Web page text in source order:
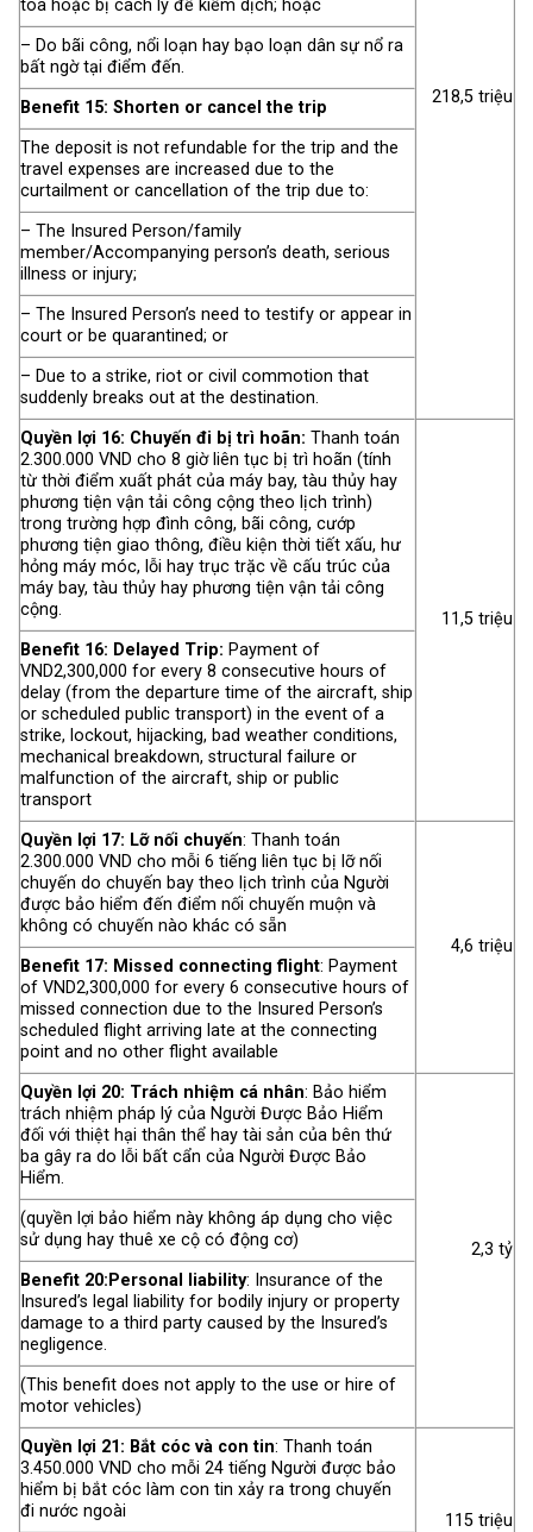
218,5 triệu
toà hoặc bị cách ly để kiểm dịch; hoặc
– Do bãi công, nổi loạn hay bạo loạn dân sự nổ ra
bất ngờ tại điểm đến.
Benefit 15: Shorten or cancel the trip
The deposit is not refundable for the trip and the
travel expenses are increased due to the
curtailment or cancellation of the trip due to:
– The Insured Person/family
member/Accompanying person’s death, serious
illness or injury;
– The Insured Person’s need to testify or appear in
court or be quarantined; or
– Due to a strike, riot or civil commotion that
suddenly breaks out at the destination.
Quyền lợi 16: Chuyến đi bị trì hoãn: Thanh toán
2.300.000 VND cho 8 giờ liên tục bị trì hoãn (tính
từ thời điểm xuất phát của máy bay, tàu thủy hay
phương tiện vận tải công cộng theo lịch trình)
trong trường hợp đình công, bãi công, cướp
phương tiện giao thông, điều kiện thời tiết xấu, hư
hỏng máy móc, lỗi hay trục trặc về cấu trúc của
máy bay, tàu thủy hay phương tiện vận tải công
cộng.
11,5 triệu
Benefit 16: Delayed Trip: Payment of
VND2,300,000 for every 8 consecutive hours of
delay (from the departure time of the aircraft, ship
or scheduled public transport) in the event of a
strike, lockout, hijacking, bad weather conditions,
mechanical breakdown, structural failure or
malfunction of the aircraft, ship or public
transport
Quyền lợi 17: Lỡ nối chuyến: Thanh toán
2.300.000 VND cho mỗi 6 tiếng liên tục bị lỡ nối
chuyến do chuyến bay theo lịch trình của Người
được bảo hiểm đến điểm nối chuyến muộn và
không có chuyến nào khác có sẵn
4,6 triệu
Benefit 17: Missed connecting flight: Payment
of VND2,300,000 for every 6 consecutive hours of
missed connection due to the Insured Person’s
scheduled flight arriving late at the connecting
point and no other flight available
Quyền lợi 20: Trách nhiệm cá nhân: Bảo hiểm
trách nhiệm pháp lý của Người Được Bảo Hiểm
đối với thiệt hại thân thể hay tài sản của bên thứ
ba gây ra do lỗi bất cẩn của Người Được Bảo
Hiểm.
2,3 tỷ
(quyền lợi bảo hiểm này không áp dụng cho việc
sử dụng hay thuê xe cộ có động cơ)
Benefit 20:Personal liability: Insurance of the
Insured’s legal liability for bodily injury or property
damage to a third party caused by the Insured’s
negligence.
(This benefit does not apply to the use or hire of
motor vehicles)
Quyền lợi 21: Bắt cóc và con tin: Thanh toán
3.450.000 VND cho mỗi 24 tiếng Người được bảo
hiểm bị bắt cóc làm con tin xảy ra trong chuyến
đi nước ngoài
115 triệu